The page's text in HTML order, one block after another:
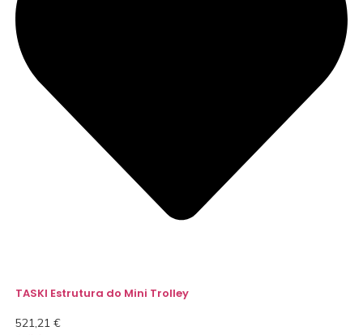
TASKI Estrutura do Mini Trolley
521,21 €